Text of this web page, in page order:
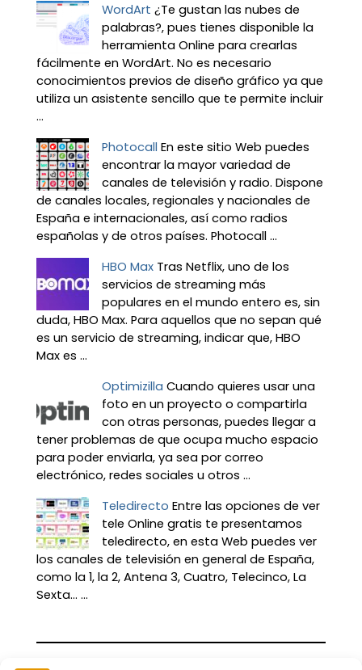
WordArt ¿Te gustan las nubes de
palabras?, pues tienes disponible la
herramienta Online para crearlas
fácilmente en WordArt. No es necesario
conocimientos previos de diseño gráfico ya que
utiliza un asistente sencillo que te permite incluir
...
Photocall En este sitio Web puedes
encontrar la mayor variedad de
canales de televisión y radio. Dispone
de canales locales, regionales y nacionales de
España e internacionales, así como radios
españolas y de otros países. Photocall ...
HBO Max Tras Netflix, uno de los
servicios de streaming más
populares en el mundo entero es, sin
duda, HBO Max. Para aquellos que no sepan qué
es un servicio de streaming, indicar que, HBO
Max es ...
Optimizilla Cuando quieres usar una
foto en un proyecto o compartirla
con otras personas, puedes llegar a
tener problemas de que ocupa mucho espacio
para poder enviarla, ya sea por correo
electrónico, redes sociales u otros ...
Teledirecto Entre las opciones de ver
tele Online gratis te presentamos
teledirecto, en esta Web puedes ver
los canales de televisión en general de España,
como la 1, la 2, Antena 3, Cuatro, Telecinco, La
Sexta… ...